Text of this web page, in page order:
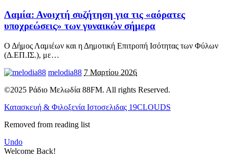
Λαμία: Ανοιχτή συζήτηση για τις «αόρατες
υποχρεώσεις» των γυναικών σήμερα
Ο Δήμος Λαμιέων και η Δημοτική Επιτροπή Ισότητας των Φύλων
(Δ.ΕΠ.ΙΣ.), με…
melodia88 7 Μαρτίου 2026
©2025 Ράδιο Μελωδία 88FM. All rights Reserved.
Κατασκευή & Φιλοξενία Ιστοσελιδας 19CLOUDS
Removed from reading list
Undo
Welcome Back!